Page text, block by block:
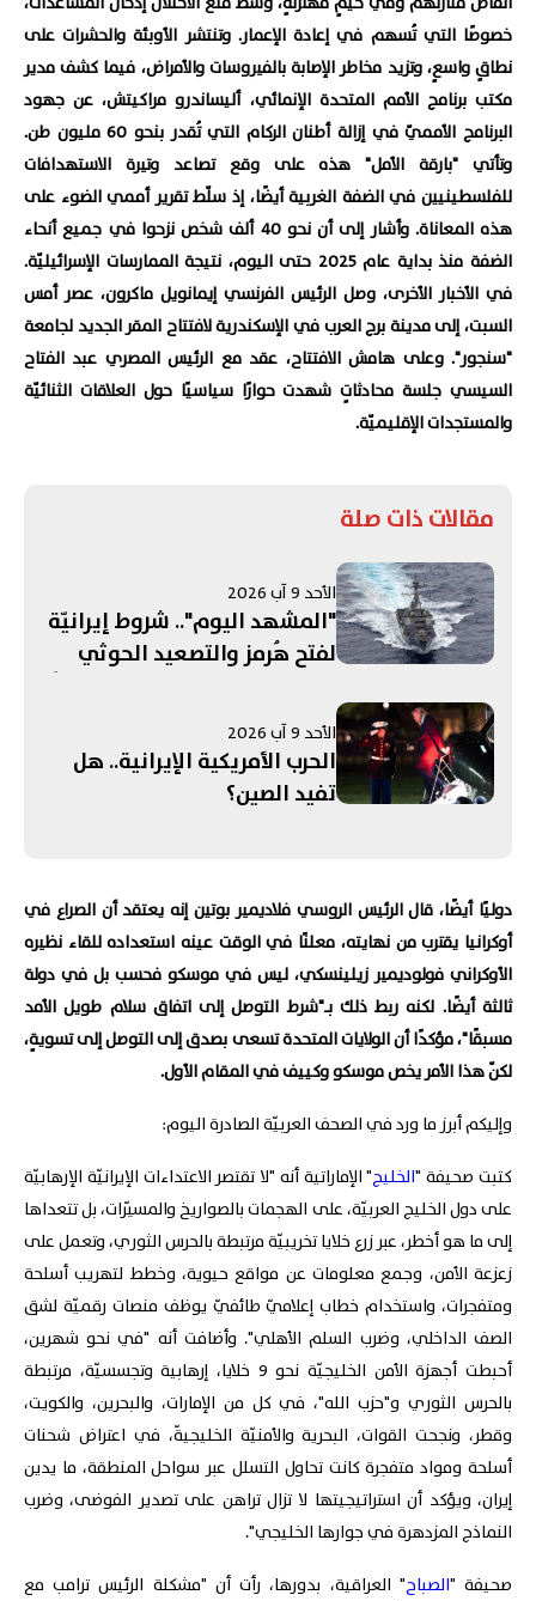
خصوصًا التي تُسهم في إعادة الإعمار. وتنتشر الأوبئة والحشرات على
نطاقٍ واسعٍ، وتزيد مخاطر الإصابة بالفيروسات والأمراض، فيما كشف مدير
مكتب برنامج الأمم المتحدة الإنمائي، أليساندرو مراكيتش، عن جهود
البرنامج الأمميّ في إزالة أطنان الركام التي تُقدر بنحو 60 مليون طن.
وتأتي "بارقة الأمل" هذه على وقع تصاعد وتيرة الاستهدافات
للفلسطينيين في الضفة الغربية أيضًا، إذ سلّط تقرير أممي الضوء على
هذه المعاناة. وأشار إلى أن نحو 40 ألف شخص نزحوا في جميع أنحاء
الضفة منذ بداية عام 2025 حتى اليوم، نتيجة الممارسات الإسرائيليّة.
في الأخبار الأخرى، وصل الرئيس الفرنسي إيمانويل ماكرون، عصر أمس
السبت، إلى مدينة برج العرب في الإسكندرية لافتتاح المقر الجديد لجامعة
"سنجور". وعلى هامش الافتتاح، عقد مع الرئيس المصري عبد الفتاح
السيسي جلسة محادثاتٍ شهدت حوارًا سياسيًا حول العلاقات الثنائيّة
والمستجدات الإقليميّة.
مقالات ذات صلة
الأحد 9 آب 2026
"المشهد اليوم".. شروط إيرانيّة
لفتح هُرمز والتصعيد الحوثي
لزعزعة استقرار إيران...
واستبعاد فرنسا من قائمة
الدول للتحقق من نزع سلاح "حزب
الله"
الأحد 9 آب 2026
الحرب الأمريكية الإيرانية.. هل
تفيد الصين؟
دوليًا أيضًا، قال الرئيس الروسي فلاديمير بوتين إنه يعتقد أن الصراع في
أوكرانيا يقترب من نهايته، معلنًا في الوقت عينه استعداده للقاء نظيره
الأوكراني فولوديمير زيلينسكي، ليس في موسكو فحسب بل في دولة
ثالثة أيضًا. لكنه ربط ذلك بـ"شرط التوصل إلى اتفاق سلام طويل الأمد
مسبقًا"، مؤكدًا أن الولايات المتحدة تسعى بصدق إلى التوصل إلى تسويةٍ،
لكنّ هذا الأمر يخص موسكو وكييف في المقام الأول.
وإليكم أبرز ما ورد في الصحف العربيّة الصادرة اليوم:
كتبت صحيفة "الخليج" الإماراتية أنه "لا تقتصر الاعتداءات الإيرانيّة الإرهابيّة
على دول الخليج العربيّة، على الهجمات بالصواريخ والمسيّرات، بل تتعداها
إلى ما هو أخطر، عبر زرع خلايا تخريبيّة مرتبطة بالحرس الثوري، وتعمل على
زعزعة الأمن، وجمع معلومات عن مواقع حيوية، وخطط لتهريب أسلحة
ومتفجرات، واستخدام خطاب إعلاميّ طائفيّ يوظف منصات رقميّة لشق
الصف الداخلي، وضرب السلم الأهلي". وأضافت أنه "في نحو شهرين،
أحبطت أجهزة الأمن الخليجيّة نحو 9 خلايا، إرهابية وتجسسيّة، مرتبطة
بالحرس الثوري و"حزب الله"، في كل من الإمارات، والبحرين، والكويت،
وقطر، ونجحت القوات، البحرية والأمنيّة الخليجيةّ، في اعتراض شحنات
أسلحة ومواد متفجرة كانت تحاول التسلل عبر سواحل المنطقة، ما يدين
إيران، ويؤكد أن استراتيجيتها لا تزال تراهن على تصدير الفوضى، وضرب
النماذج المزدهرة في جوارها الخليجي".
صحيفة "الصباح" العراقية، بدورها، رأت أن "مشكلة الرئيس ترامب مع